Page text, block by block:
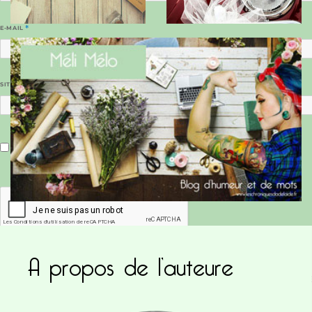
E-MAIL*
SITE WEB
Enregistrer mon nom, mon e-mail et mon site dans le navigateur pour mon prochain commentaire.
Ce site utilise Akismet pour réduire les
A propos de l’auteure